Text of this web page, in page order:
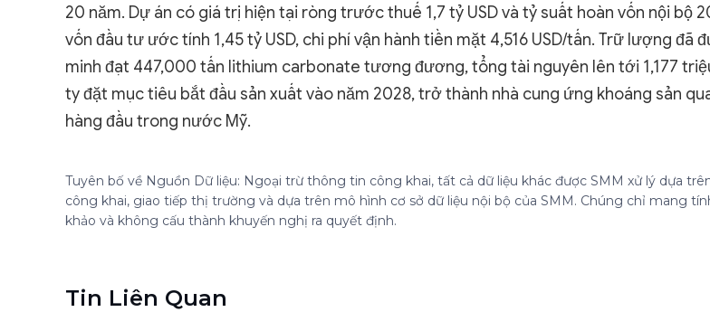
20 năm. Dự án có giá trị hiện tại ròng trước thuế 1,7 tỷ USD và tỷ suất hoàn vốn nội bộ
vốn đầu tư ước tính 1,45 tỷ USD, chi phí vận hành tiền mặt 4,516 USD/tấn. Trữ lượng đã
minh đạt 447,000 tấn lithium carbonate tương đương, tổng tài nguyên lên tới 1,177
ty đặt mục tiêu bắt đầu sản xuất vào năm 2028, trở thành nhà cung ứng khoáng sản
hàng đầu trong nước Mỹ.
Tuyên bố về Nguồn Dữ liệu: Ngoại trừ thông tin công khai, tất cả dữ liệu khác được SMM xử lý dựa
công khai, giao tiếp thị trường và dựa trên mô hình cơ sở dữ liệu nội bộ của SMM. Chúng chỉ mang
khảo và không cấu thành khuyến nghị ra quyết định.
Tin Liên Quan